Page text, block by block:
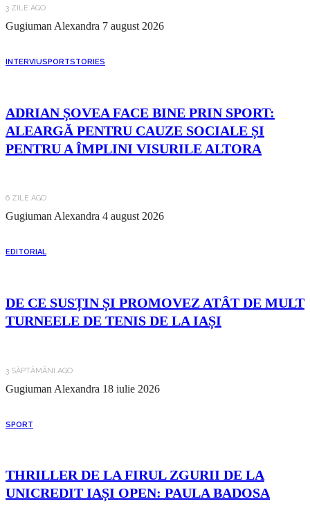
3 ZILE AGO
Gugiuman Alexandra 7 august 2026
INTERVIUSPORTSTORIES
ADRIAN ȘOVEA FACE BINE PRIN SPORT:
ALEARGĂ PENTRU CAUZE SOCIALE ȘI
PENTRU A ÎMPLINI VISURILE ALTORA
6 ZILE AGO
Gugiuman Alexandra 4 august 2026
EDITORIAL
DE CE SUSȚIN ȘI PROMOVEZ ATÂT DE MULT
TURNEELE DE TENIS DE LA IAȘI
3 SĂPTĂMÂNI AGO
Gugiuman Alexandra 18 iulie 2026
SPORT
THRILLER DE LA FIRUL ZGURII DE LA
UNICREDIT IAȘI OPEN: PAULA BADOSA